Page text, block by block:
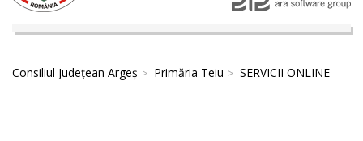
Consiliul Județean Argeș Primăria Teiu SERVICII ONLINE